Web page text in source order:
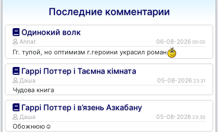
Последние комментарии
Одинокий волк
Annat 06-08-2026 00:00
Гг. тупой, но оптимизм г.героини украсил роман
Гаррі Поттер і Таємна кімната
Даша 05-08-2026 23:31
Чудова книга
Гаррі Поттер і в’язень Азкабану
Даша 05-08-2026 23:30
Обожнюю☺️